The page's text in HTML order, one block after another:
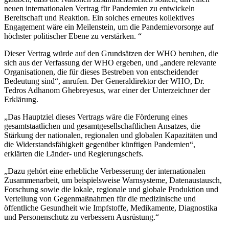
neuen internationalen Vertrag für Pandemien zu entwickeln
Bereitschaft und Reaktion. Ein solches erneutes kollektives
Engagement wäre ein Meilenstein, um die Pandemievorsorge auf
höchster politischer Ebene zu verstärken. “
Dieser Vertrag würde auf den Grundsätzen der WHO beruhen, die
sich aus der Verfassung der WHO ergeben, und „andere relevante
Organisationen, die für dieses Bestreben von entscheidender
Bedeutung sind“, anrufen. Der Generaldirektor der WHO, Dr.
Tedros Adhanom Ghebreyesus, war einer der Unterzeichner der
Erklärung.
„Das Hauptziel dieses Vertrags wäre die Förderung eines
gesamtstaatlichen und gesamtgesellschaftlichen Ansatzes, die
Stärkung der nationalen, regionalen und globalen Kapazitäten und
die Widerstandsfähigkeit gegenüber künftigen Pandemien“,
erklärten die Länder- und Regierungschefs.
„Dazu gehört eine erhebliche Verbesserung der internationalen
Zusammenarbeit, um beispielsweise Warnsysteme, Datenaustausch,
Forschung sowie die lokale, regionale und globale Produktion und
Verteilung von Gegenmaßnahmen für die medizinische und
öffentliche Gesundheit wie Impfstoffe, Medikamente, Diagnostika
und Personenschutz zu verbessern Ausrüstung.“